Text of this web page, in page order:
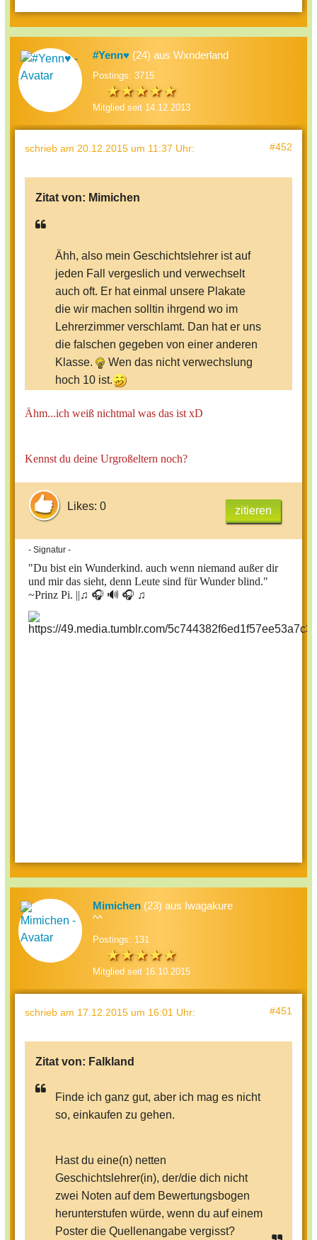
#Yenn♥ (24) aus Wxnderland
Postings: 3715
Mitglied seit 14.12.2013
schrieb am 20.12.2015 um 11:37 Uhr: #452
Zitat von: Mimichen
Ähh, also mein Geschichtslehrer ist auf
jeden Fall vergeslich und verwechselt
auch oft. Er hat einmal unsere Plakate
die wir machen solltin ihrgend wo im
Lehrerzimmer verschlamt. Dan hat er uns
die falschen gegeben von einer anderen
Klasse.
Wen das nicht verwechslung
hoch 10 ist.
Ähm...ich weiß nichtmal was das ist xD
Kennst du deine Urgroßeltern noch?
Likes: 0 zitieren
- Signatur -
"Du bist ein Wunderkind. auch wenn niemand außer dir
und mir das sieht, denn Leute sind für Wunder blind."
~Prinz Pi. ||♫ 🎧 🔊 🎧 ♫
Mimichen (23) aus Iwagakure
^^
Postings: 131
Mitglied seit 16.10.2015
schrieb am 17.12.2015 um 16:01 Uhr: #451
Zitat von: Falkland
Finde ich ganz gut, aber ich mag es nicht
so, einkaufen zu gehen.
Hast du eine(n) netten
Geschichtslehrer(in), der/die dich nicht
zwei Noten auf dem Bewertungsbogen
herunterstufen würde, wenn du auf einem
Poster die Quellenangabe vergisst?